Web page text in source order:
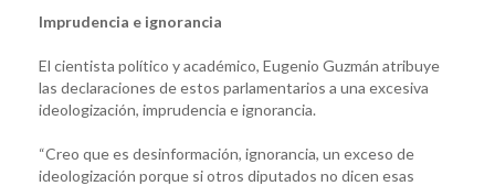
Imprudencia e ignorancia
El cientista político y académico, Eugenio Guzmán atribuye
las declaraciones de estos parlamentarios a una excesiva
ideologización, imprudencia e ignorancia.
“Creo que es desinformación, ignorancia, un exceso de
ideologización porque si otros diputados no dicen esas